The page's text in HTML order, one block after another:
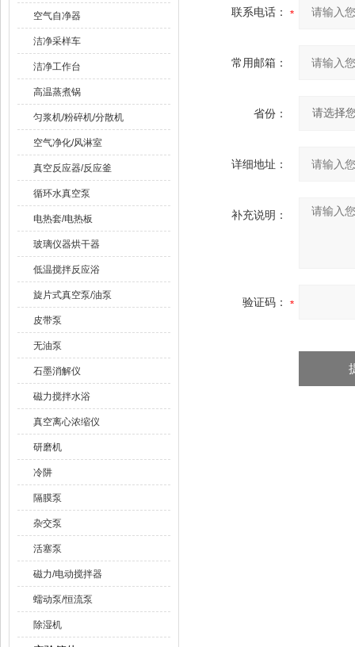
空气自净器
洁净采样车
洁净工作台
高温蒸煮锅
匀浆机/粉碎机/分散机
空气净化/风淋室
真空反应器/反应釜
循环水真空泵
电热套/电热板
玻璃仪器烘干器
低温搅拌反应浴
旋片式真空泵/油泵
皮带泵
无油泵
石墨消解仪
磁力搅拌水浴
真空离心浓缩仪
研磨机
冷阱
隔膜泵
杂交泵
活塞泵
磁力/电动搅拌器
蠕动泵/恒流泵
除湿机
联系电话：
常用邮箱：
省份：
详细地址：
补充说明：
验证码：